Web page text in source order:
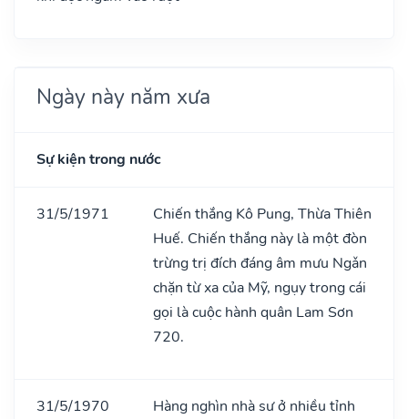
Ngày này năm xưa
Sự kiện trong nước
31/5/1971
Chiến thắng Kô Pung, Thừa Thiên
Huế. Chiến thắng này là một đòn
trừng trị đích đáng âm mưu Ngǎn
chặn từ xa của Mỹ, ngụy trong cái
gọi là cuộc hành quân Lam Sơn
720.
31/5/1970
Hàng nghìn nhà sư ở nhiều tỉnh